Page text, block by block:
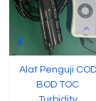
Alat Penguji COD
BOD TOC